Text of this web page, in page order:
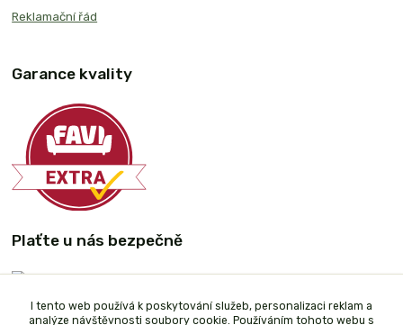
Reklamační řád
Garance kvality
Plaťte u nás bezpečně
I tento web používá k poskytování služeb, personalizaci reklam a
analýze návštěvnosti soubory cookie. Používáním tohoto webu s